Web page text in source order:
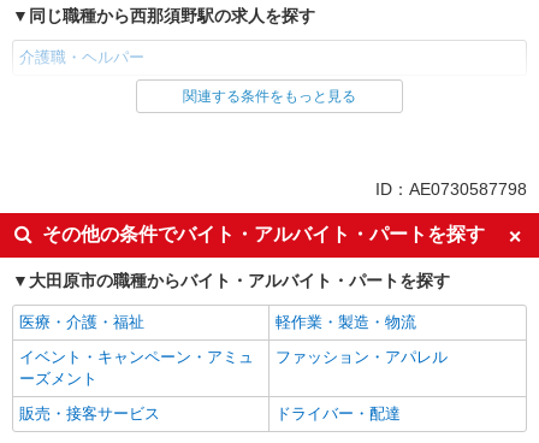
同じ職種から西那須野駅の求人を探す
介護職・ヘルパー
同じ雇用形態から西那須野駅の求人を探す
入社日応相談
未経験歓迎
経験者・有資格者歓迎
新卒・第二新卒歓迎
女性活躍中
主婦・主夫歓迎
フリーター歓迎
学歴不問
ブランクOK
ミドル（40代～）活躍中
エルダー（50代～）活躍中
シニア（60代～）活躍中
高収入・高額
ボーナス・賞与あり
関連する条件をもっと見る
ID：AE0730587798
その他の条件でバイト・アルバイト・パートを探す
大田原市の職種からバイト・アルバイト・パートを探す
医療・介護・福祉
軽作業・製造・物流
イベント・キャンペーン・アミュ
ーズメント
ファッション・アパレル
販売・接客サービス ドライバー・配達